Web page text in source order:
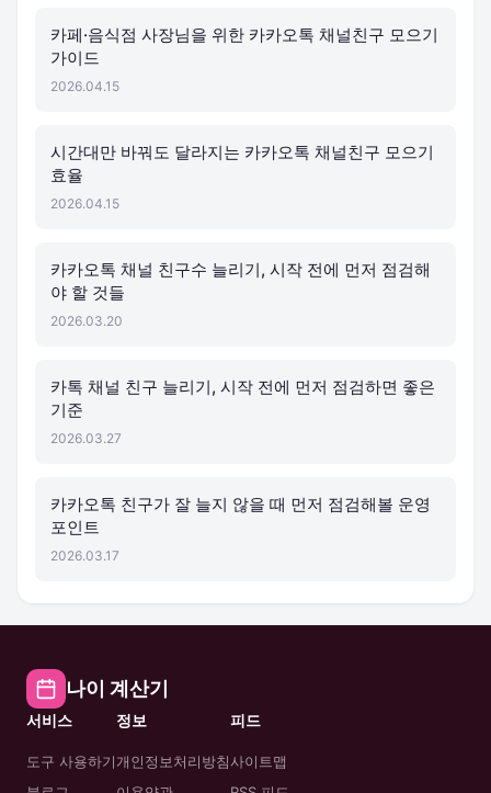
카페·음식점 사장님을 위한 카카오톡 채널친구 모으기
가이드
2026.04.15
시간대만 바꿔도 달라지는 카카오톡 채널친구 모으기
효율
2026.04.15
카카오톡 채널 친구수 늘리기, 시작 전에 먼저 점검해
야 할 것들
2026.03.20
카톡 채널 친구 늘리기, 시작 전에 먼저 점검하면 좋은
기준
2026.03.27
카카오톡 친구가 잘 늘지 않을 때 먼저 점검해볼 운영
포인트
2026.03.17
나이 계산기
서비스
도구 사용하기
정보
개인정보처리방침
피드
사이트맵